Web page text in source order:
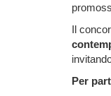
Il
Per